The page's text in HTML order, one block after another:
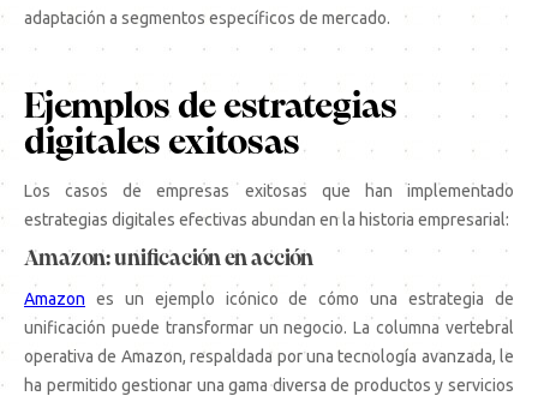
adaptación a segmentos específicos de mercado.
Ejemplos de estrategias
digitales exitosas
Los casos de empresas exitosas que han implementado
estrategias digitales efectivas abundan en la historia empresarial:
Amazon: unificación en acción
Amazon es un ejemplo icónico de cómo una estrategia de
unificación puede transformar un negocio. La columna vertebral
operativa de Amazon, respaldada por una tecnología avanzada, le
ha permitido gestionar una gama diversa de productos y servicios